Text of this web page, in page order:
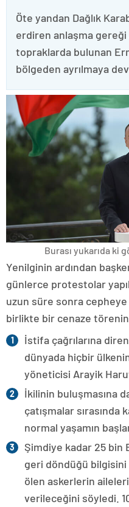
Öte yandan Dağlık
erdiren anlaşma gereği
topraklarda bulunan
bölgeden ayrılmaya
Burası yukarıda ki
Yenilginin ardından
günlerce protestolar
uzun süre sonra
birlikte bir cenaze
İstifa çağrılarına
dünyada hiçbir ülkenin
yöneticisi Arayik
İkilinin buluşmasına
çatışmalar sırasında
normal yaşamın
Şimdiye kadar 25 bin
geri döndüğü
ölen askerlerin
verileceğini söyledi.